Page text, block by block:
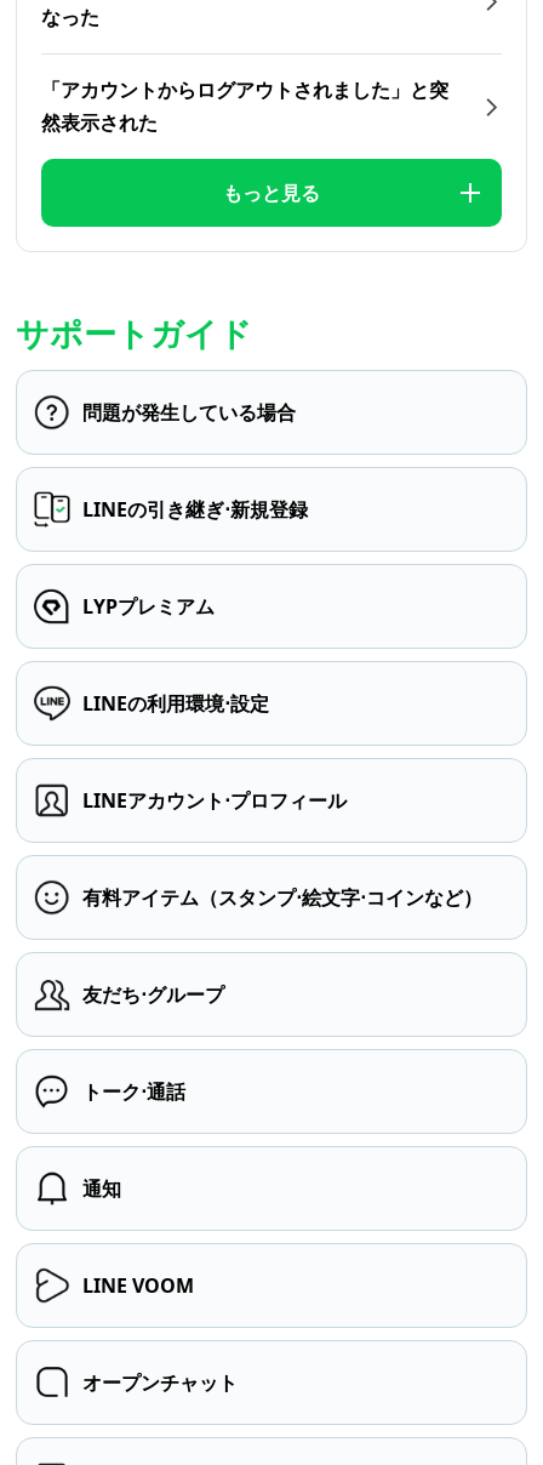
なった
「アカウントからログアウトされました」と突
然表示された
もっと見る
サポートガイド
問題が発生している場合
LINEの引き継ぎ⋅新規登録
LYPプレミアム
LINEの利用環境⋅設定
LINEアカウント⋅プロフィール
有料アイテム（スタンプ⋅絵文字⋅コインなど）
友だち⋅グループ
トーク⋅通話
通知
LINE VOOM
オープンチャット